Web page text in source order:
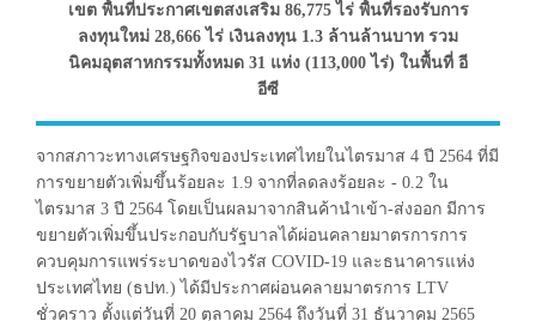
เขต พื้นที่ประกาศเขตสงเสริม 86,775 ไร่ พื้นที่รองรับการ
ลงทุนใหม่ 28,666 ไร่ เงินลงทุน 1.3 ล้านล้านบาท รวม
นิคมอุตสาหกรรมทั้งหมด 31 แห่ง (113,000 ไร่) ในพื้นที่ อี
อีซี
จากสภาวะทางเศรษฐกิจของประเทศไทยในไตรมาส 4 ปี 2564 ที่มี
การขยายตัวเพิ่มขึ้นร้อยละ 1.9 จากที่ลดลงร้อยละ - 0.2 ใน
ไตรมาส 3 ปี 2564 โดยเป็นผลมาจากสินค้านำเข้า-ส่งออก มีการ
ขยายตัวเพิ่มขึ้นประกอบกับรัฐบาลได้ผ่อนคลายมาตรการการ
ควบคุมการแพร่ระบาดของไวรัส COVID-19 และธนาคารแห่ง
ประเทศไทย (ธปท.) ได้มีประกาศผ่อนคลายมาตรการ LTV
ชั่วคราว ตั้งแต่วันที่ 20 ตุลาคม 2564 ถึงวันที่ 31 ธันวาคม 2565